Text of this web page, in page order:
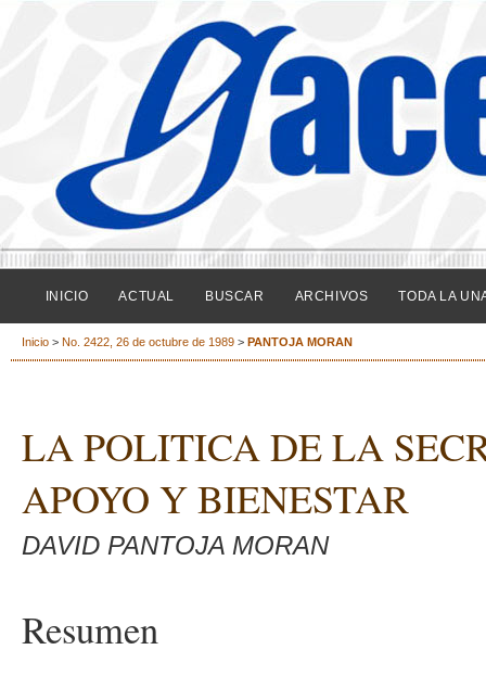
INICIO ACTUAL BUSCAR ARCHIVOS TODA LA
Inicio > No. 2422, 26 de octubre de 1989 > PANTOJA MORAN
LA POLITICA DE LA
APOYO Y BIENESTAR
DAVID PANTOJA MORAN
Resumen